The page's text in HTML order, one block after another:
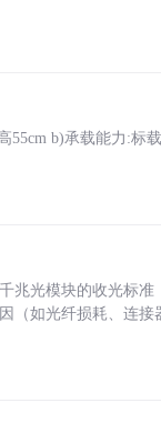
55cm b)承载能力:标
光模块的收光标准
（如光纤损耗、连